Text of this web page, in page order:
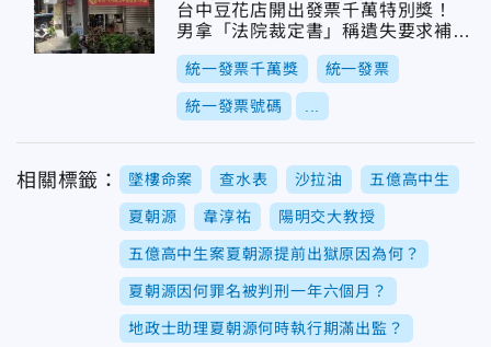
台中豆花店開出發票千萬特別獎！
男拿「法院裁定書」稱遺失要求補印
被揭穿
統一發票千萬獎 統一發票
統一發票號碼
相關標籤： 墜樓命案 查水表 沙拉油 五億高中生
夏朝源 韋淳祐 陽明交大教授
五億高中生案夏朝源提前出獄原因為何？
夏朝源因何罪名被判刑一年六個月？
地政士助理夏朝源何時執行期滿出監？